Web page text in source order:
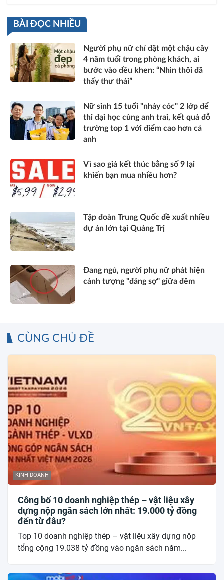
BÀI ĐỌC NHIỀU
Người phụ nữ chỉ đặt một chậu cây
4 năm tuổi trong phòng khách, ai
bước vào đều khen: “Nhìn thôi đã
thấy thư thái”
Nữ sinh 15 tuổi "nhảy cóc" 2 lớp để
thi đại học cùng anh trai, kết quả đỗ
trường top 1 với điểm cao hơn cả
anh
Vì sao giá kết thúc bằng số 9 lại
khiến bạn mua nhiều hơn?
Tập đoàn Trung Quốc đề xuất nhiều
dự án lớn tại Quảng Trị
Đang ngủ, người phụ nữ phát hiện
cảnh tượng "đáng sợ" giữa đêm
CÙNG CHỦ ĐỀ
KINH DOANH
Công bố 10 doanh nghiệp thép – vật liệu xây
dựng nộp ngân sách lớn nhất: 19.000 tỷ đồng
đến từ đâu?
Top 10 doanh nghiệp thép – vật liệu xây dựng nộp
tổng cộng 19.038 tỷ đồng vào ngân sách năm...